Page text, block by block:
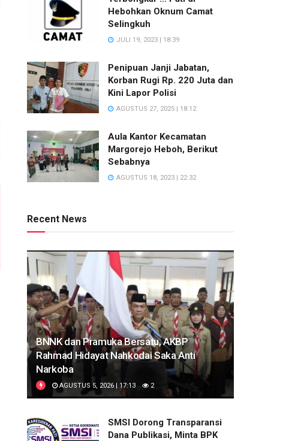
Hebohkan Oknum Camat
Selingkuh
JULI 19, 2023 | 18:39
Penipuan Janji Jabatan,
Korban Rugi Rp. 220 Juta dan
Kini Lapor Polisi
AGUSTUS 27, 2025 | 18:12
Aula Kantor Kecamatan
Margorejo Heboh, Berikut
Sebabnya
AGUSTUS 18, 2023 | 22:32
Recent News
BNNK dan Pramuka Bersatu, AKBP
Rahmad Hidayat Nahkodai Saka Anti
Narkoba
AGUSTUS 5, 2026 | 17:13 2
SMSI Dorong Transparansi
Dana Publikasi, Minta BPK